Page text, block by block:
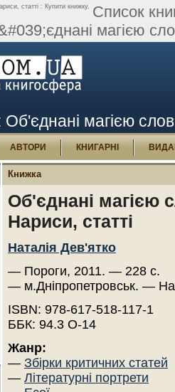
статті : Купити книжку. Список
магією
Об'єднані магією
АВТОРИ КНИГАРНІ
Книжка
Об'єднані магією
Нариси, статті
Наталія Дев'ятко
— Пороги, 2011. — 228 с.
— м.Дніпропетровськ. —
ISBN: 978-617-518-117-1
ББК: 94.3 О-14
Жанр:
— Збірки критичних статей
— Літературні портрети